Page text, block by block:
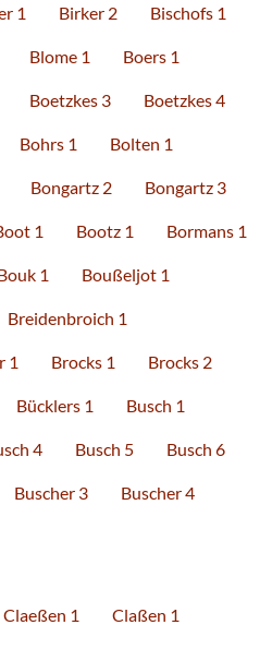
1 Birker 2 Bischofs 1
Blome 1 Boers 1
Boetzkes 3 Boetzkes 4
Bohrs 1 Bolten 1
Bongartz 2 Bongartz 3
1 Bootz 1 Bormans 1
1 Boußeljot 1
Breidenbroich 1
1 Brocks 1 Brocks 2
Bücklers 1 Busch 1
4 Busch 5 Busch 6
Buscher 3 Buscher 4
Claeßen 1 Claßen 1